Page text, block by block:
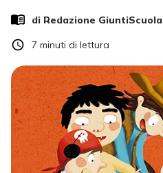
di Redazione GiuntiScuola
7 minuti di lettura